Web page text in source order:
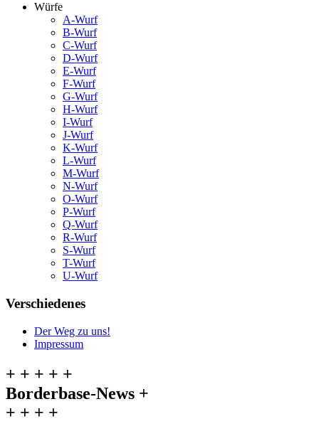
Würfe
A-Wurf
B-Wurf
C-Wurf
D-Wurf
E-Wurf
F-Wurf
G-Wurf
H-Wurf
I-Wurf
J-Wurf
K-Wurf
L-Wurf
M-Wurf
N-Wurf
O-Wurf
P-Wurf
Q-Wurf
R-Wurf
S-Wurf
T-Wurf
U-Wurf
Verschiedenes
Der Weg zu uns!
Impressum
+ + + + +
Borderbase-News +
+ + + +